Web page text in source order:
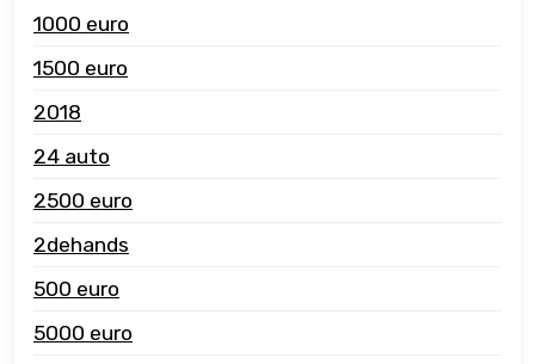
1000 euro
1500 euro
2018
24 auto
2500 euro
2dehands
500 euro
5000 euro